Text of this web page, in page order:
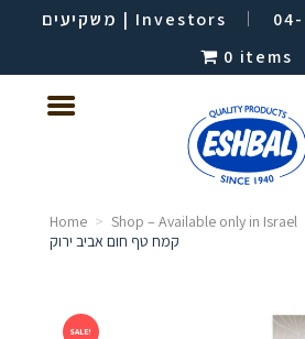
משקיעים | Investors
0 items
Home Shop – Available only in Israel
קמח טף חום אביב ירוק
SALE!